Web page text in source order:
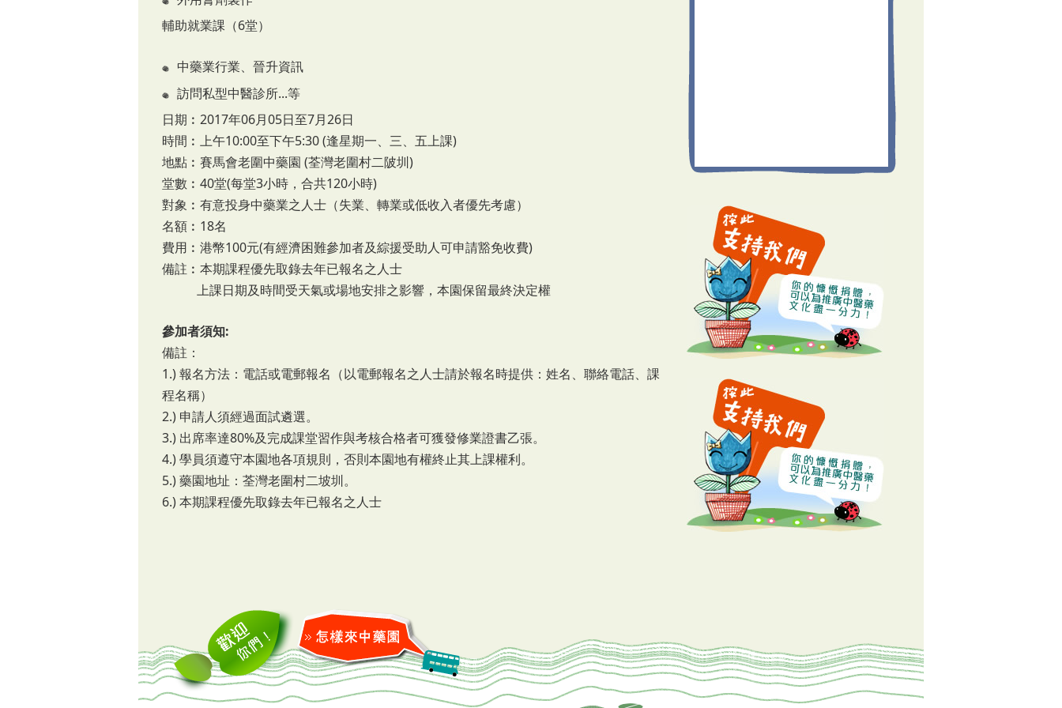
輔助就業課（6堂）
中藥業行業、晉升資訊
訪問私型中醫診所...等
日期︰2017年06月05日至7月26日
時間︰上午10:00至下午5:30 (逢星期一、三、五上課)
地點︰賽馬會老圍中藥園 (荃灣老圍村二陂圳)
堂數︰40堂(每堂3小時，合共120小時)
對象︰有意投身中藥業之人士（失業、轉業或低收入者優先考慮）
名額︰18名
費用︰港幣100元(有經濟困難參加者及綜援受助人可申請豁免收費)
備註︰本期課程優先取錄去年已報名之人士
上課日期及時間受天氣或場地安排之影響，本園保留最終決定權
參加者須知:
備註：
1.) 報名方法：電話或電郵報名（以電郵報名之人士請於報名時提供：姓名、聯絡電話、課
程名稱）
2.) 申請人須經過面試遴選。
3.) 出席率達80%及完成課堂習作與考核合格者可獲發修業證書乙張。
4.) 學員須遵守本園地各項規則，否則本園地有權終止其上課權利。
5.) 藥園地址：荃灣老圍村二坡圳。
6.) 本期課程優先取錄去年已報名之人士